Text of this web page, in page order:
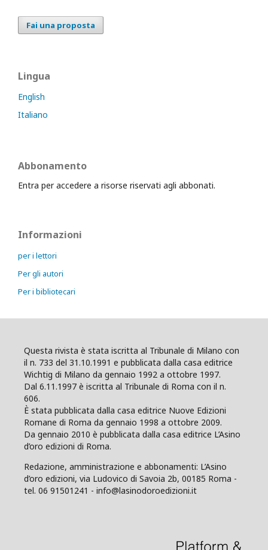
Fai una proposta
Lingua
English
Italiano
Abbonamento
Entra per accedere a risorse riservati agli abbonati.
Informazioni
per i lettori
Per gli autori
Per i bibliotecari
Questa rivista è stata iscritta al Tribunale di Milano con
il n. 733 del 31.10.1991 e pubblicata dalla casa editrice
Wichtig di Milano da gennaio 1992 a ottobre 1997.
Dal 6.11.1997 è iscritta al Tribunale di Roma con il n.
606.
È stata pubblicata dalla casa editrice Nuove Edizioni
Romane di Roma da gennaio 1998 a ottobre 2009.
Da gennaio 2010 è pubblicata dalla casa editrice L’Asino
d’oro edizioni di Roma.
Redazione, amministrazione e abbonamenti: L’Asino
d’oro edizioni, via Ludovico di Savoia 2b, 00185 Roma -
tel. 06 91501241 - info@lasinodoroedizioni.it